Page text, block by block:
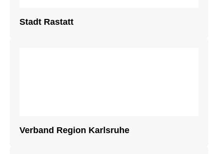
Stadt Rastatt
Verband Region Karlsruhe